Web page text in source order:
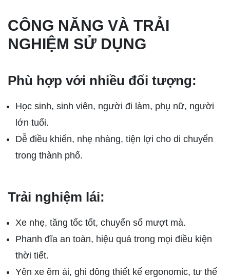
CÔNG NĂNG VÀ TRẢI
NGHIỆM SỬ DỤNG
Phù hợp với nhiều đối tượng:
Học sinh, sinh viên, người đi làm, phụ nữ, người
lớn tuổi.
Dễ điều khiển, nhẹ nhàng, tiện lợi cho di chuyển
trong thành phố.
Trải nghiệm lái:
Xe nhẹ, tăng tốc tốt, chuyển số mượt mà.
Phanh đĩa an toàn, hiệu quả trong mọi điều kiện
thời tiết.
Yên xe êm ái, ghi đông thiết kế ergonomic, tư thế